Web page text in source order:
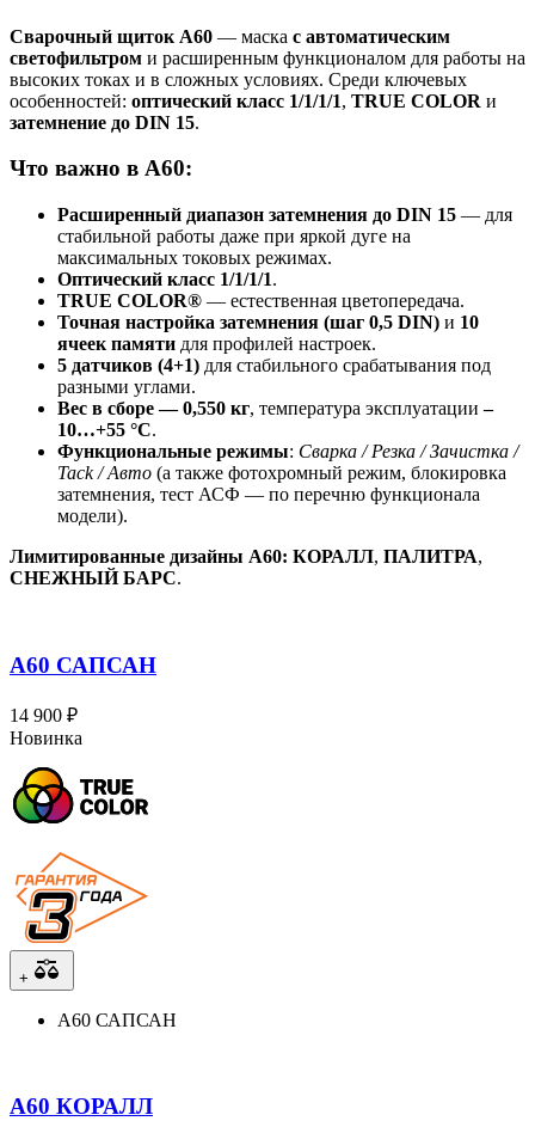
Сварочный щиток A60 — маска с автоматическим
светофильтром и расширенным функционалом для работы на
высоких токах и в сложных условиях. Среди ключевых
особенностей: оптический класс 1/1/1/1, TRUE COLOR и
затемнение до DIN 15.
Что важно в A60:
Расширенный диапазон затемнения до DIN 15 — для
стабильной работы даже при яркой дуге на
максимальных токовых режимах.
Оптический класс 1/1/1/1.
TRUE COLOR® — естественная цветопередача.
Точная настройка затемнения (шаг 0,5 DIN) и 10
ячеек памяти для профилей настроек.
5 датчиков (4+1) для стабильного срабатывания под
разными углами.
Вес в сборе — 0,550 кг, температура эксплуатации–
10…+55 °C.
Функциональные режимы: Сварка / Резка / Зачистка /
Tack / Авто (а также фотохромный режим, блокировка
затемнения, тест АСФ — по перечню функционала
модели).
Лимитированные дизайны A60: КОРАЛЛ, ПАЛИТРА,
СНЕЖНЫЙ БАРС.
A60 САПСАН
14 900 ₽
Новинка
+
A60 САПСАН
A60 КОРАЛЛ